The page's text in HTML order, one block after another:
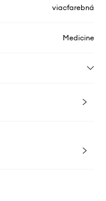
viacfarebná
Medicine